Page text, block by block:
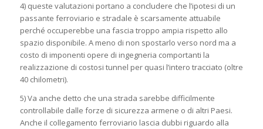
4) queste valutazioni portano a concludere che l’ipotesi di un
passante ferroviario e stradale è scarsamente attuabile
perché occuperebbe una fascia troppo ampia rispetto allo
spazio disponibile. A meno di non spostarlo verso nord ma a
costo di imponenti opere di ingegneria comportanti la
realizzazione di costosi tunnel per quasi l’intero tracciato (oltre
40 chilometri).
5) Va anche detto che una strada sarebbe difficilmente
controllabile dalle forze di sicurezza armene o di altri Paesi.
Anche il collegamento ferroviario lascia dubbi riguardo alla